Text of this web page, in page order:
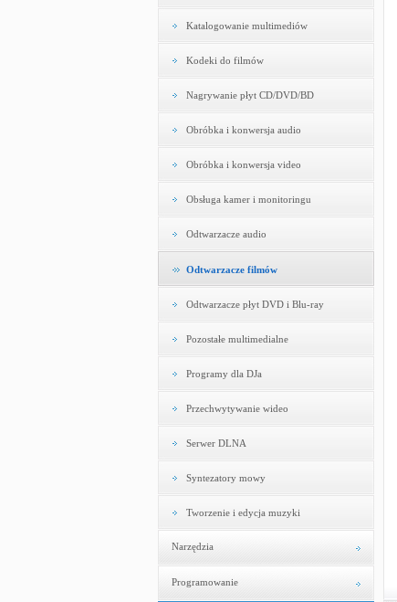
Katalogowanie multimediów
Kodeki do filmów
Nagrywanie płyt CD/DVD/BD
Obróbka i konwersja audio
Obróbka i konwersja video
Obsługa kamer i monitoringu
Odtwarzacze audio
Odtwarzacze filmów
Odtwarzacze płyt DVD i Blu-ray
Pozostałe multimedialne
Programy dla DJa
Przechwytywanie wideo
Serwer DLNA
Syntezatory mowy
Tworzenie i edycja muzyki
Narzędzia
Programowanie